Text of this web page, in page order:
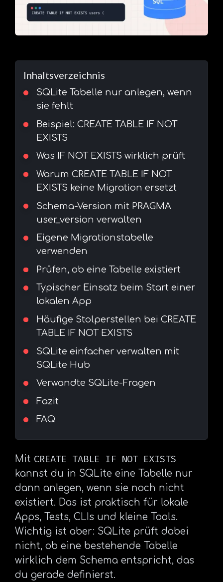
Inhaltsverzeichnis
SQLite Tabelle nur anlegen, wenn
sie fehlt
Beispiel: CREATE TABLE IF NOT
EXISTS
Was IF NOT EXISTS wirklich prüft
Warum CREATE TABLE IF NOT
EXISTS keine Migration ersetzt
Schema-Version mit PRAGMA
user_version verwalten
Eigene Migrationstabelle
verwenden
Prüfen, ob eine Tabelle existiert
Typischer Einsatz beim Start einer
lokalen App
Häufige Stolperstellen bei CREATE
TABLE IF NOT EXISTS
SQLite einfacher verwalten mit
SQLite Hub
Verwandte SQLite-Fragen
Fazit
FAQ
Mit CREATE TABLE IF NOT EXISTS
kannst du in SQLite eine Tabelle nur
dann anlegen, wenn sie noch nicht
existiert. Das ist praktisch für lokale
Apps, Tests, CLIs und kleine Tools.
Wichtig ist aber: SQLite prüft dabei
nicht, ob eine bestehende Tabelle
wirklich dem Schema entspricht, das
du gerade definierst.